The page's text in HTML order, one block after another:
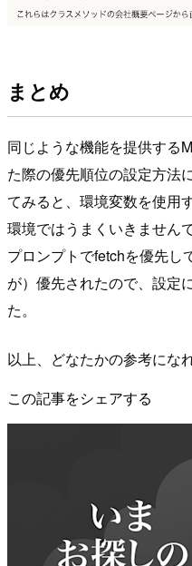
まとめ
同じような機能を提供する
た際の優先順位の設定方法
てみると、環境変数を使用
環境ではうまくいきませんで
プロンプトでfetchを優先し
が）優先されたので、設定
た。
以上、どなたかの参考にな
この記事をシェアする